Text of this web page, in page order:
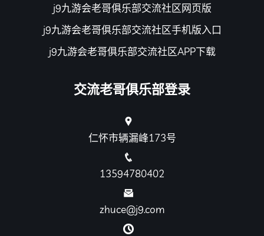
j9九游会老哥俱乐部交流社区网页版
j9九游会老哥俱乐部交流社区手机版入口
j9九游会老哥俱乐部交流社区APP下载
交流老哥俱乐部登录
仁怀市辆漏峰173号
13594780402
zhuce@j9.com